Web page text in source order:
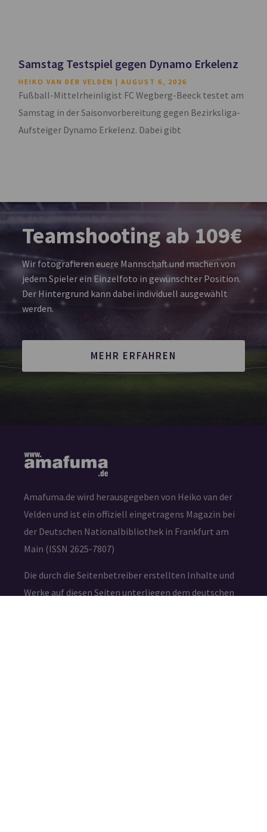
Samstag Testspiel gegen Dynamo Erkelenz
HEIKO VAN DER VELDEN AUGUST 6, 2026
Fußball-Mittelrheinligist FC Wegberg-Beeck testet am
Samstag in der Saisonvorbereitung gegen Bezirksliga-
Aufsteiger Dynamo Erkelenz. Dabei gibt
Teamshooting ab 109€
Wir fotografieren euere Mannschaft und machen von
jedem Spieler ein Einzelfoto in gewünschter Position.
Der Hintergrund kann dabei individuell ausgewählt
werden.
MEHR ERFAHREN
Amafuma.de wird herausgegeben von Heiko van der
Velden und ist ein offiziell eingetragens Magazin bei
der Deutschen Nationalbibliothek in Frankfurt am
Main (ISSN 2625-7807)
Die durch die Seitenbetreiber erstellten Inhalte und
Werke auf diesen Seiten unterliegen dem deutschen